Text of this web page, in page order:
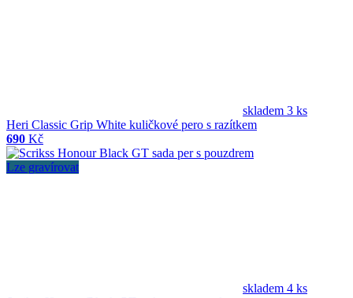
skladem 3 ks
Heri Classic Grip White kuličkové pero s razítkem
690 Kč
Lze gravírovat
skladem 4 ks